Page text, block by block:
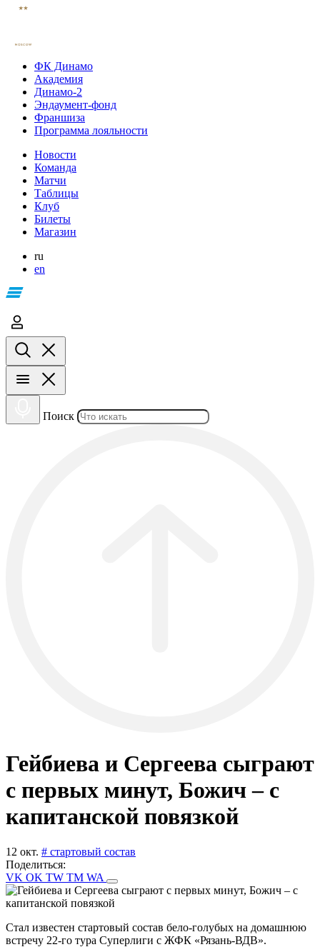
ФК Динамо
Академия
Динамо-2
Эндаумент-фонд
Франшиза
Программа лояльности
Новости
Команда
Матчи
Таблицы
Клуб
Билеты
Магазин
ru
en
Поиск
Гейбиева и Сергеева сыграют
с первых минут, Божич – с
капитанской повязкой
12 окт. # стартовый состав
Поделиться:
VK OK TW TM WA
Стал известен стартовый состав бело-голубых на домашнюю
встречу 22-го тура Суперлиги с ЖФК «Рязань-ВДВ».